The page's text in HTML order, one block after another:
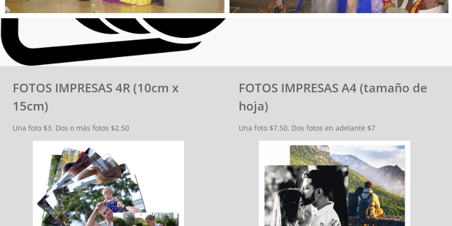
FOTOS IMPRESAS 4R (10cm x
15cm)
Una foto $3. Dos o más fotos $2.50
FOTOS IMPRESAS A4 (tamaño de
hoja)
Una foto $7.50. Dos fotos en adelante $7